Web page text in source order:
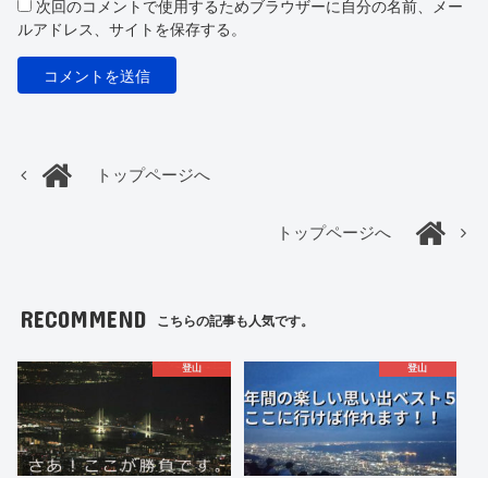
次回のコメントで使用するためブラウザーに自分の名前、メー
ルアドレス、サイトを保存する。
トップページへ
トップページへ
RECOMMEND こちらの記事も人気です。
登山 登山